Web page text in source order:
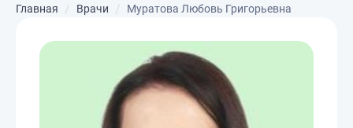
Главная Врачи Муратова Любовь Григорьевна